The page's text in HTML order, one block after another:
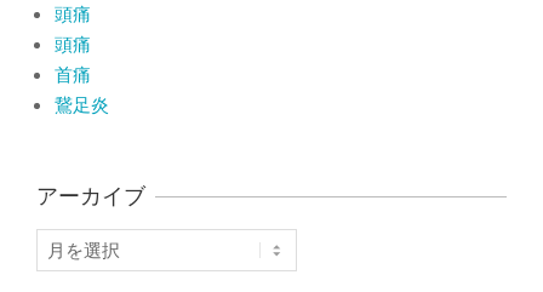
頭痛
頭痛
首痛
鵞足炎
アーカイブ
ア
ー